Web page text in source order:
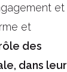
et
et
des
dans leur